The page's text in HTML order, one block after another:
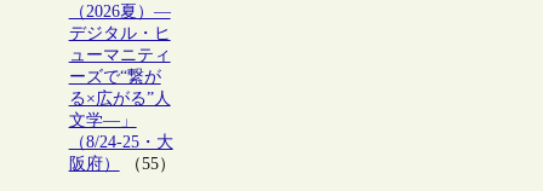
（2026夏）―
デジタル・ヒ
ューマニティ
ーズで“繋が
る×広がる”人
文学―」
（8/24-25・大
阪府）
（55）